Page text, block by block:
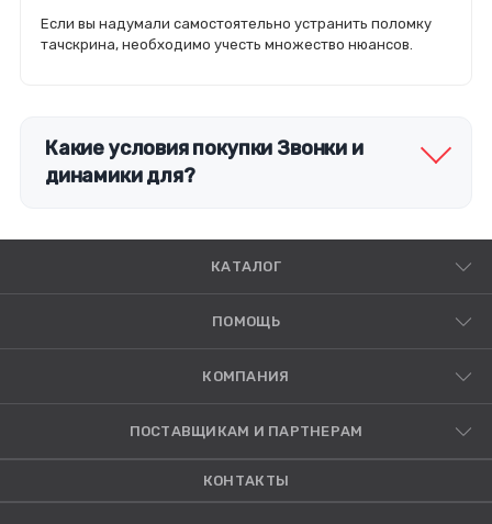
Если вы надумали самостоятельно устранить поломку
тачскрина, необходимо учесть множество нюансов.
Какие условия покупки Звонки и
динамики для?
КАТАЛОГ
ПОМОЩЬ
КОМПАНИЯ
ПОСТАВЩИКАМ И ПАРТНЕРАМ
КОНТАКТЫ